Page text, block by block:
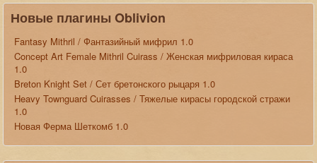
Новые плагины Oblivion
Fantasy Mithril / Фантазийный мифрил 1.0
Concept Art Female Mithril Cuirass / Женская мифриловая кираса
1.0
Breton Knight Set / Сет бретонского рыцаря 1.0
Heavy Townguard Cuirasses / Тяжелые кирасы городской стражи
1.0
Новая Ферма Шеткомб 1.0